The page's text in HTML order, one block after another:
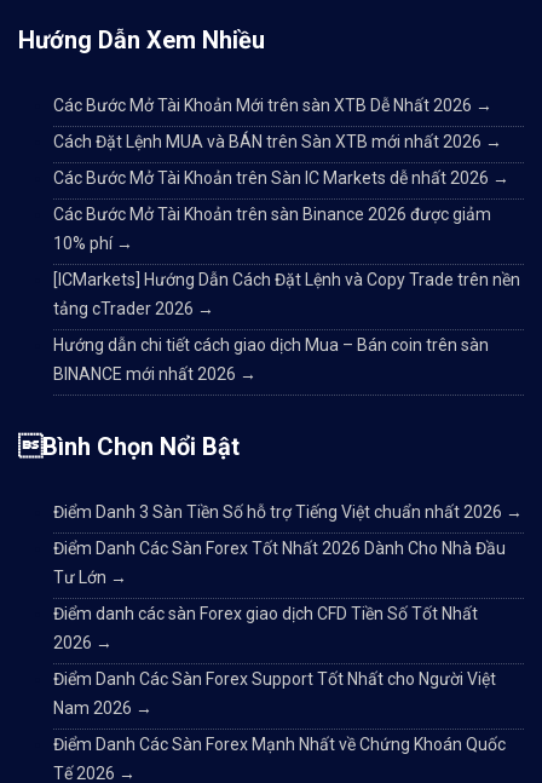
Hướng Dẫn Xem Nhiều
Các Bước Mở Tài Khoản Mới trên sàn XTB Dễ Nhất 2026 →
Cách Đặt Lệnh MUA và BÁN trên Sàn XTB mới nhất 2026 →
Các Bước Mở Tài Khoản trên Sàn IC Markets dễ nhất 2026 →
Các Bước Mở Tài Khoản trên sàn Binance 2026 được giảm
10% phí →
[ICMarkets] Hướng Dẫn Cách Đặt Lệnh và Copy Trade trên nền
tảng cTrader 2026 →
Hướng dẫn chi tiết cách giao dịch Mua – Bán coin trên sàn
BINANCE mới nhất 2026 →
Bình Chọn Nổi Bật
Điểm Danh 3 Sàn Tiền Số hỗ trợ Tiếng Việt chuẩn nhất 2026 →
Điểm Danh Các Sàn Forex Tốt Nhất 2026 Dành Cho Nhà Đầu
Tư Lớn →
Điểm danh các sàn Forex giao dịch CFD Tiền Số Tốt Nhất
2026 →
Điểm Danh Các Sàn Forex Support Tốt Nhất cho Người Việt
Nam 2026 →
Điểm Danh Các Sàn Forex Mạnh Nhất về Chứng Khoán Quốc
Tế 2026 →